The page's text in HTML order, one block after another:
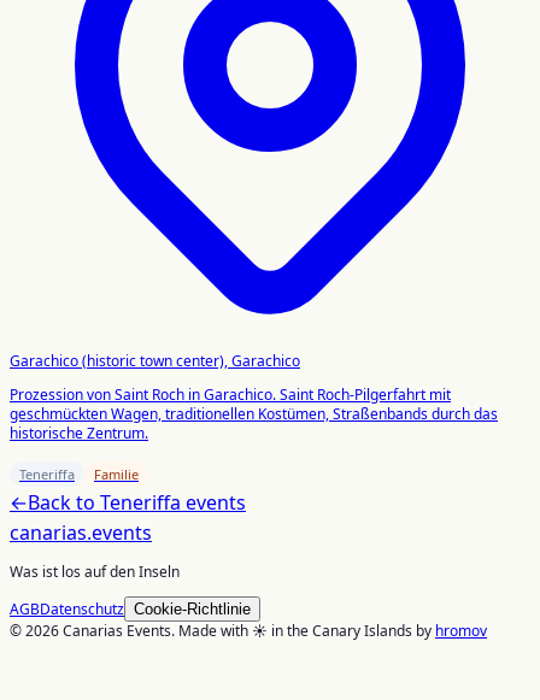
Garachico (historic town center), Garachico
Prozession von Saint Roch in Garachico. Saint Roch-Pilgerfahrt mit
geschmückten Wagen, traditionellen Kostümen, Straßenbands durch das
historische Zentrum.
Teneriffa Familie
←Back to Teneriffa events
canarias.events
Was ist los auf den Inseln
AGBDatenschutz Cookie-Richtlinie
© 2026 Canarias Events. Made with ☀️ in the Canary Islands by hromov